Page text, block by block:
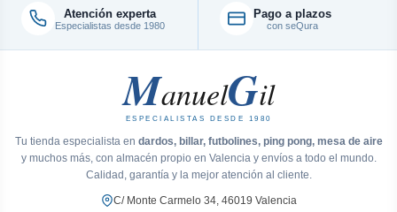
Atención experta
Especialistas desde 1980
Pago a plazos
con seQura
ManuelGil
ESPECIALISTAS DESDE 1980
Tu tienda especialista en dardos, billar, futbolines, ping pong, mesa de aire
y muchos más, con almacén propio en Valencia y envíos a todo el mundo.
Calidad, garantía y la mejor atención al cliente.
C/ Monte Carmelo 34, 46019 Valencia